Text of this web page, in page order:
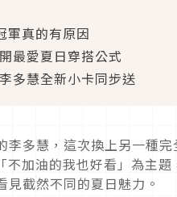
軍真的有原因
最愛夏日穿搭公式
多慧全新小卡同步送
多慧，這次換上另一種
不加油的我也好看」為主
截然不同的夏日魅力。